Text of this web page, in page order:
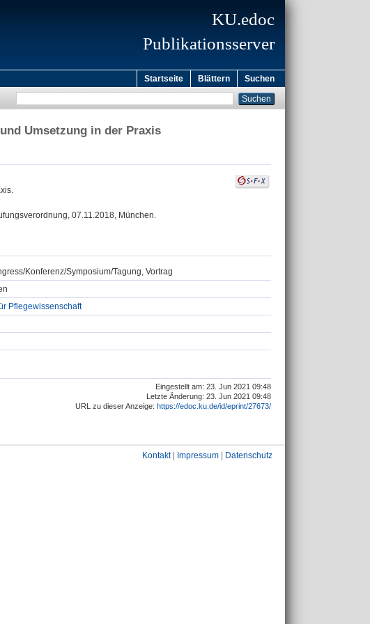
KU.edoc
Publikationsserver
Startseite Blättern Suchen
Umsetzung in der Praxis
07.11.2018, München.
Konferenz/Symposium/Tagung, Vortrag
Pflegewissenschaft
Eingestellt am: 23. Jun 2021 09:48
Letzte Änderung: 23. Jun 2021 09:48
URL zu dieser Anzeige: https://edoc.ku.de/id/eprint/27673/
Kontakt| Impressum Datenschutz